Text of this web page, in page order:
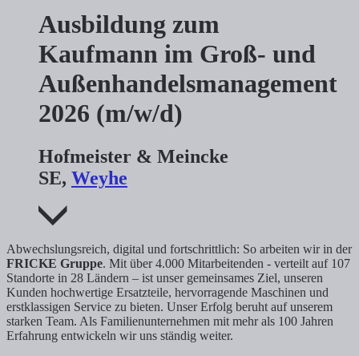
Ausbildung zum
Kaufmann im Groß- und
Außenhandelsmanagement
2026 (m/w/d)
Hofmeister & Meincke
SE, Weyhe
Abwechslungsreich, digital und fortschrittlich: So arbeiten wir in der
FRICKE Gruppe. Mit über 4.000 Mitarbeitenden - verteilt auf 107
Standorte in 28 Ländern – ist unser gemeinsames Ziel, unseren
Kunden hochwertige Ersatzteile, hervorragende Maschinen und
erstklassigen Service zu bieten. Unser Erfolg beruht auf unserem
starken Team. Als Familienunternehmen mit mehr als 100 Jahren
Erfahrung entwickeln wir uns ständig weiter.